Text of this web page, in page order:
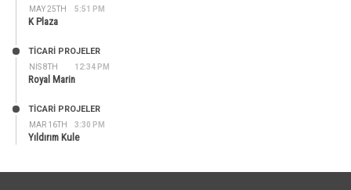
MAY 25TH 5:51 PM
K Plaza
NIS 8TH 12:34 PM
TİCARİ PROJELER
Royal Marin
MAR 16TH 3:30 PM
TİCARİ PROJELER
Yıldırım Kule